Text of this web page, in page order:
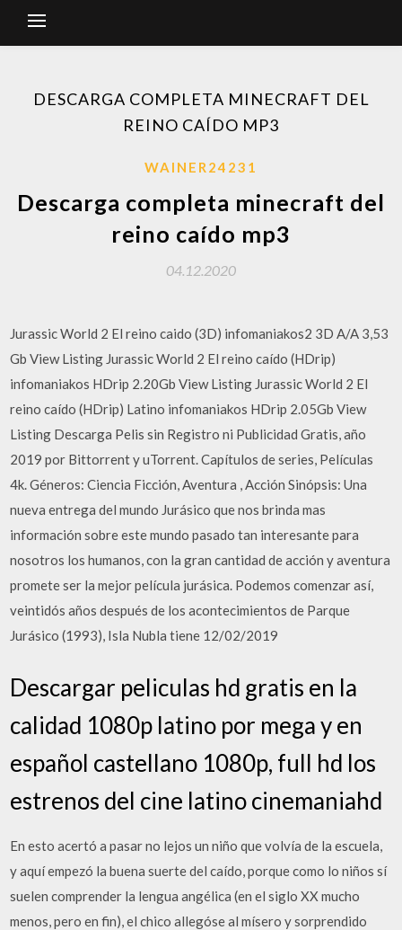
DESCARGA COMPLETA MINECRAFT DEL
REINO CAÍDO MP3
WAINER24231
Descarga completa minecraft del
reino caído mp3
04.12.2020
Jurassic World 2 El reino caido (3D) infomaniakos2 3D A/A 3,53
Gb View Listing Jurassic World 2 El reino caído (HDrip)
infomaniakos HDrip 2.20Gb View Listing Jurassic World 2 El
reino caído (HDrip) Latino infomaniakos HDrip 2.05Gb View
Listing Descarga Pelis sin Registro ni Publicidad Gratis, año
2019 por Bittorrent y uTorrent. Capítulos de series, Películas
4k. Géneros: Ciencia Ficción, Aventura , Acción Sinópsis: Una
nueva entrega del mundo Jurásico que nos brinda mas
información sobre este mundo pasado tan interesante para
nosotros los humanos, con la gran cantidad de acción y aventura
promete ser la mejor película jurásica. Podemos comenzar así,
veintidós años después de los acontecimientos de Parque
Jurásico (1993), Isla Nubla tiene 12/02/2019
Descargar peliculas hd gratis en la
calidad 1080p latino por mega y en
español castellano 1080p, full hd los
estrenos del cine latino cinemaniahd
En esto acertó a pasar no lejos un niño que volvía de la escuela,
y aquí empezó la buena suerte del caído, porque como lo niños sí
suelen comprender la lengua angélica (en el siglo XX mucho
menos, pero en fin), el chico allegóse al mísero y sorprendido